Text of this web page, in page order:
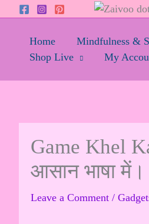
contentHome Mindfulness &
Shop Live
My
Game Khel
आसान भाषा में।
Leave a Comment /